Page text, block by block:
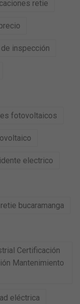
retie
inspección
fotovoltaicos
electrico
bucaramanga
Certificación
Mantenimiento
eléctrica